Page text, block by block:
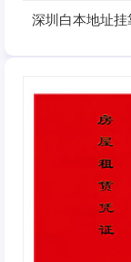
深圳白本地址挂